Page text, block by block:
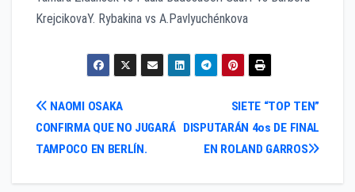
KrejcikovaY. Rybakina vs A.Pavlyuchénkova
Navegación
de
entradas
SIETE “TOP TEN”
DISPUTARÁN 4os DE FINAL
EN ROLAND GARROS
NAOMI OSAKA
CONFIRMA QUE NO JUGARÁ
TAMPOCO EN BERLÍN.